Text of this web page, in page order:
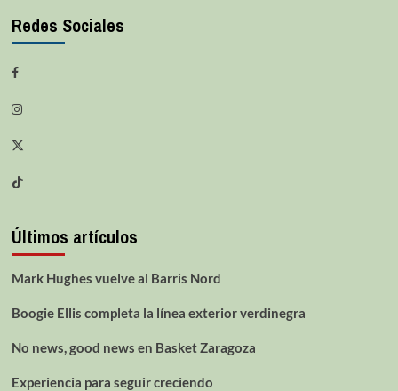
Redes Sociales
Últimos artículos
Mark Hughes vuelve al Barris Nord
Boogie Ellis completa la línea exterior verdinegra
No news, good news en Basket Zaragoza
Experiencia para seguir creciendo